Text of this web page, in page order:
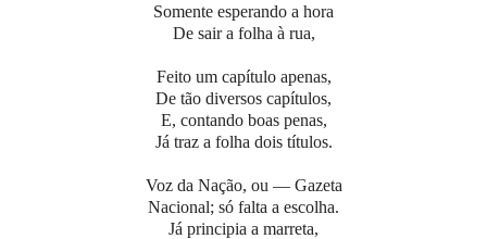
Somente esperando a hora
De sair a folha à rua,
Feito um capítulo apenas,
De tão diversos capítulos,
E, contando boas penas,
Já traz a folha dois títulos.
Voz da Nação, ou — Gazeta
Nacional; só falta a escolha.
Já principia a marreta,